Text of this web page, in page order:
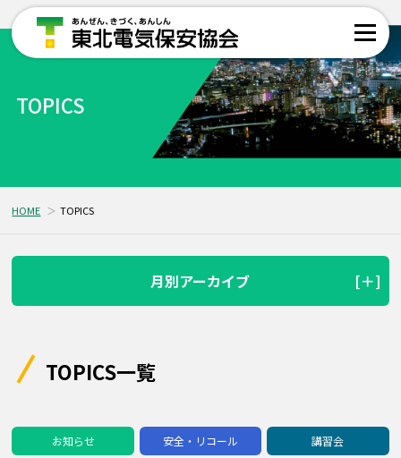
TOPICS
HOME TOPICS
月別アーカイブ
TOPICS一覧
お知らせ 安全・リコール 講習会